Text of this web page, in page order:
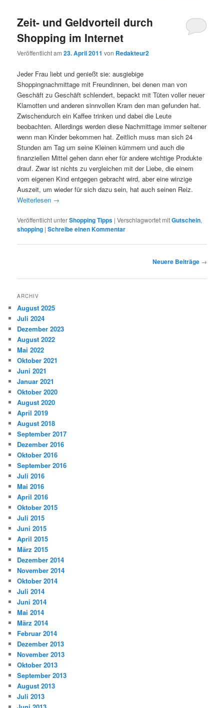
Zeit- und Geldvorteil durch
Shopping im Internet
Veröffentlicht am23. April 2011 von Redakteur2
Jeder Frau liebt und genießt sie: ausgiebige
Shoppingnachmittage mit Freundinnen, bei denen man von
Geschäft zu Geschäft schlendert, bepackt mit Tüten voller neuer
Klamotten und anderen sinnvollen Kram den man gefunden hat.
Zwischendurch ein Kaffee trinken und dabei die Leute
beobachten. Allerdings werden diese Nachmittage immer seltener
wenn man Kinder bekommen hat. Zeitlich muss man sich 24
Stunden am Tag um seine Kleinen kümmern und auch die
finanziellen Mittel gehen dann eher für andere wichtige Produkte
drauf. Zwar ist nichts zu vergleichen mit der Liebe, die einem
vom eigenen Kind entgegen gebracht wird, aber eine winzige
Auszeit, um wieder für sich dazu sein, hat auch seinen Reiz.
Weiterlesen →
Veröffentlicht unterShopping Tipps |Verschlagwortet mitGutschein,
shopping |Schreibe einen Kommentar
Neuere Beiträge →
ARCHIV
August 2025
Juli 2024
Dezember 2023
August 2022
Mai 2022
Oktober 2021
Juni 2021
Januar 2021
Oktober 2020
August 2020
April 2019
August 2018
September 2017
Dezember 2016
Oktober 2016
September 2016
Juli 2016
Mai 2016
April 2016
Oktober 2015
Juli 2015
Juni 2015
April 2015
März 2015
Dezember 2014
November 2014
Oktober 2014
Juli 2014
Juni 2014
Mai 2014
März 2014
Februar 2014
Dezember 2013
November 2013
Oktober 2013
September 2013
August 2013
Juli 2013